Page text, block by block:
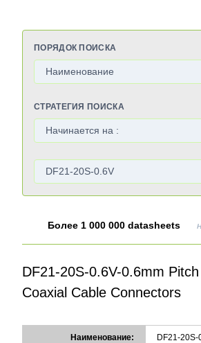
ПОРЯДОК ПОИСКА
СТРАТЕГИЯ ПОИСКА
Более 1 000 000 datasheets
DF21-20S-0.6V-0.6mm
Coaxial Cable Connectors
Наименование: DF21-20S-